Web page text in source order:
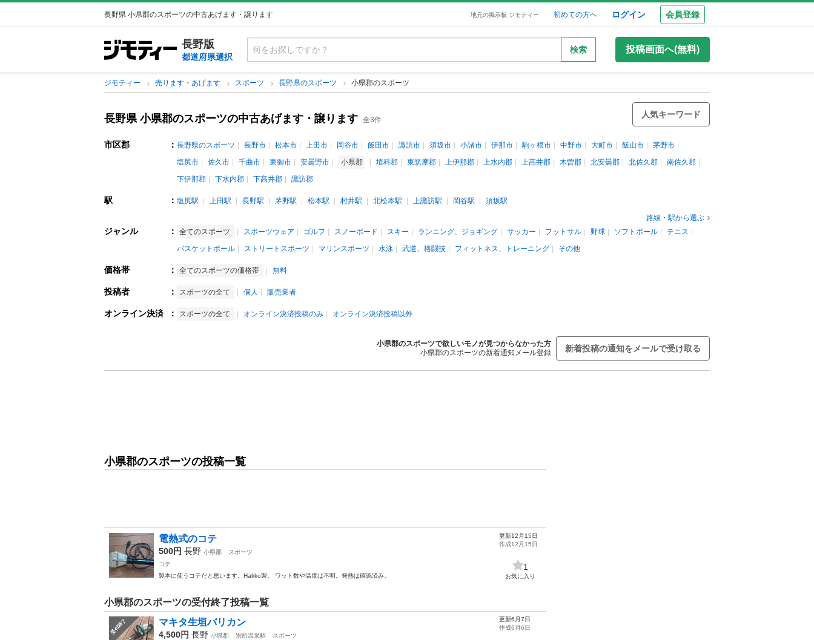
長野県 小県郡のスポーツの中古あげます・譲ります 地元の掲示板 ジモティー 初めての方へ ログイン 会員登録
長野版
都道府県選択
検索 投稿画面へ(無料)
ジモティー 売ります・あげます スポーツ 長野県のスポーツ 小県郡のスポーツ
長野県 小県郡のスポーツの中古あげます・譲ります 全3件
人気キーワード
市区郡 ： 長野県のスポーツ 長野市 松本市 上田市 岡谷市 飯田市 諏訪市 須坂市 小諸市 伊那市 駒ヶ根市 中野市 大町市 飯山市
茅野市
塩尻市
佐久市 千曲市 東御市 安曇野市 小県郡 埴科郡 東筑摩郡 上伊那郡 上水内郡 上高井郡 木曽郡 北安曇郡 北佐久郡
南佐久郡
下伊那郡
下水内郡 下高井郡 諏訪郡
駅 ： 塩尻駅 上田駅 長野駅 茅野駅 松本駅 村井駅 北松本駅 上諏訪駅 岡谷駅
須坂駅
路線・駅から選ぶ
ジャンル ： 全てのスポーツ スポーツウェア ゴルフ スノーボード スキー ランニング、ジョギング サッカー フットサル 野球 ソフトボール
テニス
バスケットボール
ストリートスポーツ マリンスポーツ 水泳 武道、格闘技 フィットネス、トレーニング その他
価格帯 ： 全てのスポーツの価格帯 無料
投稿者 ： スポーツの全て 個人 販売業者
オンライン決済 ： スポーツの全て オンライン決済投稿のみ オンライン決済投稿以外
小県郡のスポーツで欲しいモノが見つからなかった方
小県郡のスポーツの新着通知メール登録
新着投稿の通知をメールで受け取る
小県郡のスポーツの投稿一覧
電熱式のコテ
500円 長野 小県郡
スポーツ
コテ
製本に使うコテだと思います。Hakko製。 ワット数や温度は不明。発熱は確認済み。
更新12月15日
作成12月15日
1
お気に入り
小県郡のスポーツの受付終了投稿一覧
受付終了 マキタ生垣バリカン
4,500円 長野 小県郡 別所温泉駅
スポーツ
更新6月7日
作成6月6日